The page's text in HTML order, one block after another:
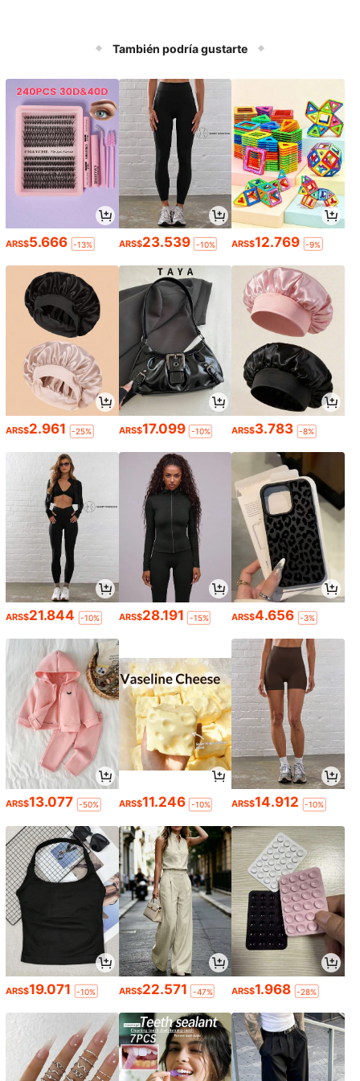
También podría gustarte
ARS$5.666 -13% ARS$23.539 -10% ARS$12.769 -9%
ARS$2.961 -25% ARS$17.099 -10% ARS$3.783 -8%
ARS$21.844 -10% ARS$28.191 -15% ARS$4.656 -3%
ARS$13.077 -50% ARS$11.246 -10% ARS$14.912 -10%
ARS$19.071 -10% ARS$22.571 -47% ARS$1.968 -28%